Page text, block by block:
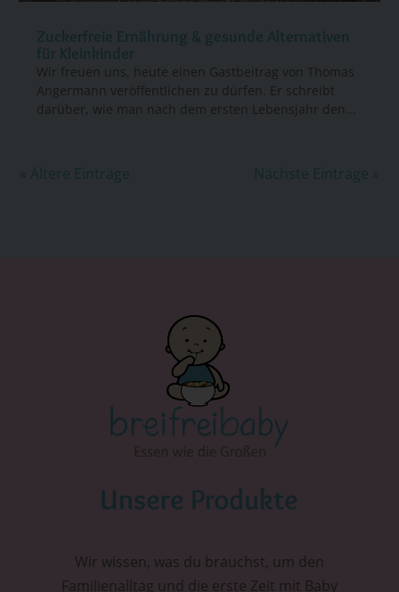
Zuckerfreie Ernährung & gesunde Alternativen
für Kleinkinder
Wir freuen uns, heute einen Gastbeitrag von Thomas
Angermann veröffentlichen zu dürfen. Er schreibt
darüber, wie man nach dem ersten Lebensjahr den...
« Ältere Einträge Nächste Einträge »
Unsere Produkte
Wir wissen, was du brauchst, um den
Familienalltag und die erste Zeit mit Baby